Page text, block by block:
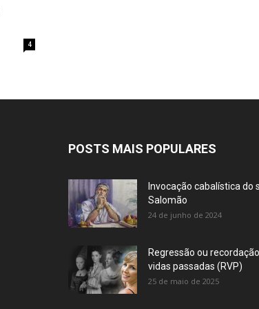
4
POSTS MAIS POPULARES
Invocação cabalística do
Salomão
24 de junho de 2024
Regressão ou
vidas passadas (RVP)
25 de maio de 2025